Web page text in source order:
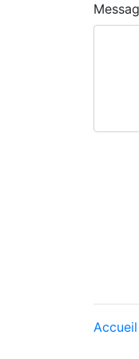
Accueil